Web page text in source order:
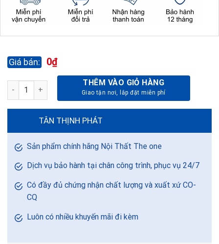
0₫
BÀN HỌC SINH GIA ĐÌNH GHS26 số lượng
THÊM VÀO GIỎ HÀNG
TÂN THỊNH PHÁT
Sản phẩm chính hãng Nội Thất The one
Dịch vụ bảo hành tại chân công trình, phục vụ 24/7
Có đầy đủ chứng nhận chất lượng và xuất xứ CO-
CQ
Luôn có nhiều khuyến mãi đi kèm